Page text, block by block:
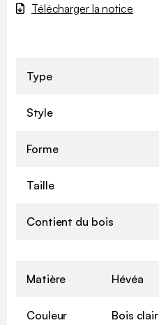
Télécharger la notice
Type
Style
Forme
Taille
Contient du bois
Matière Hévéa
Couleur Bois clair